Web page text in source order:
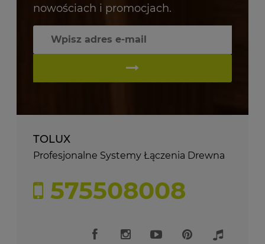
nowościach i promocjach.
TOLUX
Profesjonalne Systemy Łączenia Drewna
575508008